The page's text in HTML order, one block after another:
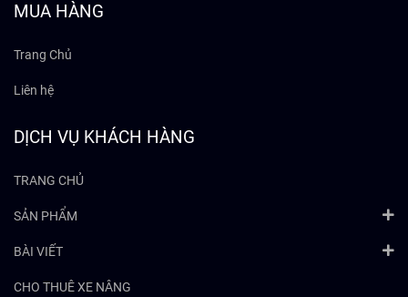
MUA HÀNG
Trang Chủ
Liên hệ
DỊCH VỤ KHÁCH HÀNG
TRANG CHỦ
SẢN PHẨM
BÀI VIẾT
CHO THUÊ XE NÂNG